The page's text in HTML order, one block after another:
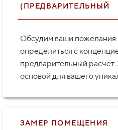
(ПРЕДВАРИТЕЛЬНЫЙ
Обсудим ваши
определиться с
предварительный расчёт.
основой для вашего
ЗАМЕР ПОМЕЩЕНИЯ